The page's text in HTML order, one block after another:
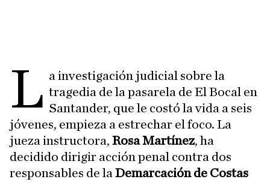
L a investigación judicial sobre la
tragedia de la pasarela de El Bocal en
Santander, que le costó la vida a seis
jóvenes, empieza a estrechar el foco. La
jueza instructora, Rosa Martínez, ha
decidido dirigir acción penal contra dos
responsables de la Demarcación de Costas